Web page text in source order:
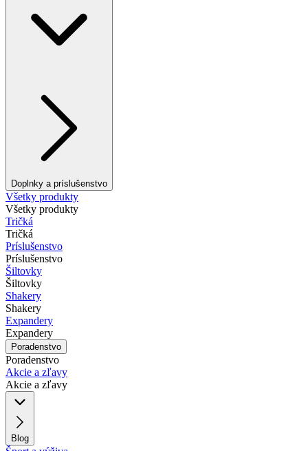
Doplnky a príslušenstvo
Všetky produkty
Všetky produkty
Tričká
Tričká
Príslušenstvo
Príslušenstvo
Šiltovky
Šiltovky
Shakery
Shakery
Expandery
Expandery
Poradenstvo
Poradenstvo
Akcie a zľavy
Akcie a zľavy
Blog